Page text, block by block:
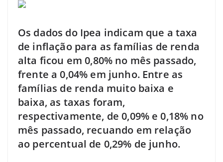
Os dados do Ipea indicam que a taxa
de inflação para as famílias de renda
alta ficou em 0,80% no mês passado,
frente a 0,04% em junho. Entre as
famílias de renda muito baixa e
baixa, as taxas foram,
respectivamente, de 0,09% e 0,18% no
mês passado, recuando em relação
ao percentual de 0,29% de junho.